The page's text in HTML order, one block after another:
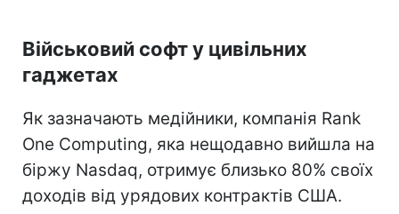
Військовий софт у цивільних
гаджетах
Як зазначають медійники, компанія Rank
One Computing, яка нещодавно вийшла на
біржу Nasdaq, отримує близько 80% своїх
доходів від урядових контрактів США.